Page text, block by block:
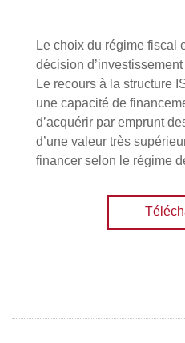
Le choix du régime fiscal
décision
Le recours à la structure
une capacité de
d’acquérir par emprunt
d’une valeur très
financer selon le régime